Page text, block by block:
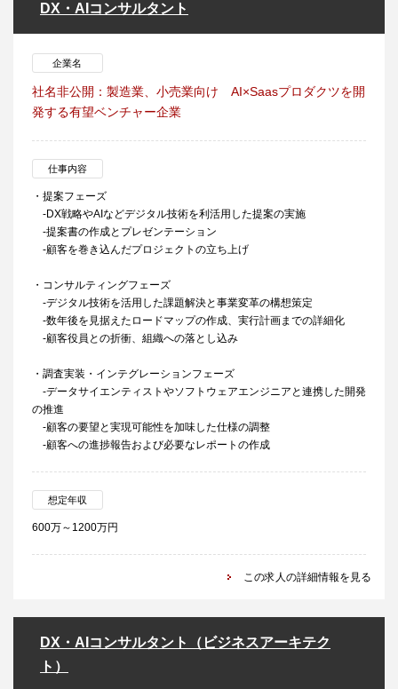
DX・AIコンサルタント
企業名
社名非公開：製造業、小売業向け AI×Saasプロダクツを開
発する有望ベンチャー企業
仕事内容
・提案フェーズ
-DX戦略やAIなどデジタル技術を利活用した提案の実施
-提案書の作成とプレゼンテーション
-顧客を巻き込んだプロジェクトの立ち上げ
・コンサルティングフェーズ
-デジタル技術を活用した課題解決と事業変革の構想策定
-数年後を見据えたロードマップの作成、実行計画までの詳細化
-顧客役員との折衝、組織への落とし込み
・調査実装・インテグレーションフェーズ
-データサイエンティストやソフトウェアエンジニアと連携した開発
の推進
-顧客の要望と実現可能性を加味した仕様の調整
-顧客への進捗報告および必要なレポートの作成
想定年収
600万～1200万円
この求人の詳細情報を見る
DX・AIコンサルタント（ビジネスアーキテク
ト）